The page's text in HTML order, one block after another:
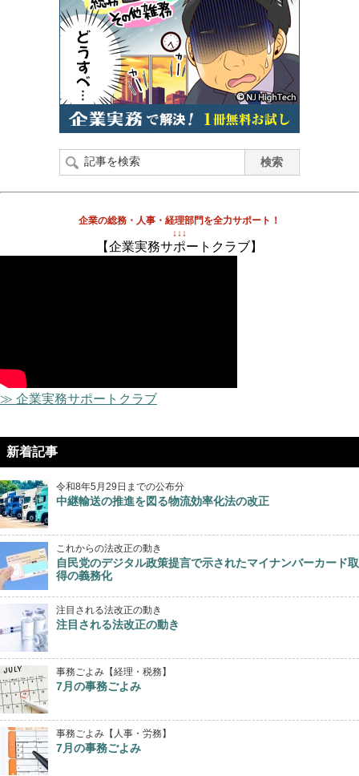
企業の総務・人事・経理部門を全力サポート！
↓↓↓
【企業実務サポートクラブ】
≫ 企業実務サポートクラブ
新着記事
令和8年5月29日までの公布分
中継輸送の推進を図る物流効率化法の改正
これからの法改正の動き
自民党のデジタル政策提言で示されたマイナンバーカード取
得の義務化
注目される法改正の動き
注目される法改正の動き
事務ごよみ【経理・税務】
7月の事務ごよみ
事務ごよみ【人事・労務】
7月の事務ごよみ